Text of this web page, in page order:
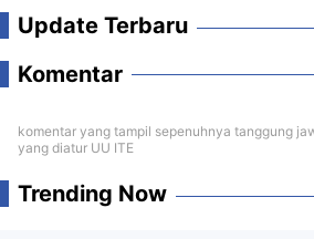
Update Terbaru
Komentar
komentar yang tampil sepenuhnya tanggung
yang diatur UU ITE
Trending Now